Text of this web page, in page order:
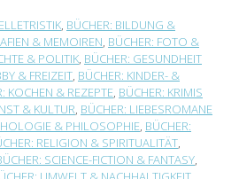
, BÜCHER: BILDUNG &
& MEMOIREN, BÜCHER: FOTO &
& POLITIK, BÜCHER: GESUNDHEIT
& FREIZEIT, BÜCHER: KINDER- &
KOCHEN & REZEPTE, BÜCHER: KRIMIS
& KULTUR, BÜCHER: LIEBESROMANE
& PHILOSOPHIE, BÜCHER:
RELIGION & SPIRITUALITÄT,
SCIENCE-FICTION & FANTASY,